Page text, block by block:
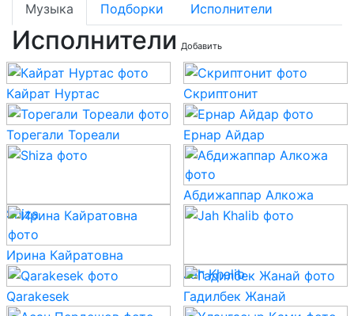
Музыка Подборки Исполнители
Исполнители Добавить
Кайрат Нуртас Скриптонит
Торегали Тореали Ернар Айдар
Shiza
Абдижаппар Алкожа
Ирина Кайратовна
Jah Khalib
Qarakesek
Гадилбек Жанай